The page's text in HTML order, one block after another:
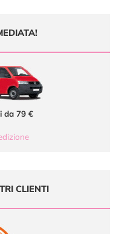
da 79 €
CLIENTI